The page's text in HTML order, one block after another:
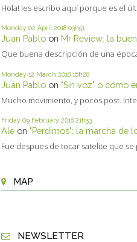
Hola! les escribo aquí porque es el
Monday 02 April 2018 03h51
Juan Pablo on Mr Review: la
Que buena descripción de una
Monday 12 March 2018 16h28
Juan Pablo on "Sin voz" o cómo
Mucho movimiento, y pocos post.
Friday 09 February 2018 21h53
Ale on "Perdimos": la marcha de
Fue despues de tocar satelite que
MAP
NEWSLETTER